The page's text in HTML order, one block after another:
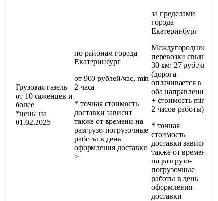
Грузовая газель
от 10 саженцев и
более
*цены на
01.02.2025
по районам города
Екатеринбург
от 900 рублей/час, min
2 часа
* точная стоимость
доставки зависит
также от времени на
разгрузо-погрузочные
работы в день
оформления доставки
>
за пределами
города
Екатеринбург
Междугородние
перевозки свыше
30 км: 27 руб./км
(дорога
оплачивается в
оба направления
+ стоимость min
2 часов работы)
* точная
стоимость
доставки зависит
также от времени
на разгрузо-
погрузочные
работы в день
оформления
доставки